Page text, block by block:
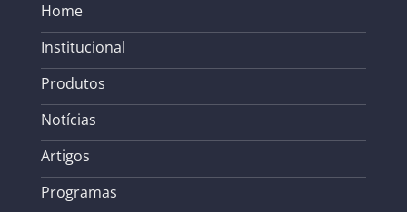
Home
Institucional
Produtos
Notícias
Artigos
Programas